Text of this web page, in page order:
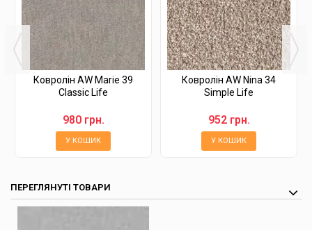
Ковролін AW Marie 39
Classic Life
980 грн.
У КОШИК
Ковролін AW Nina 34
Simple Life
952 грн.
У КОШИК
ПЕРЕГЛЯНУТІ ТОВАРИ